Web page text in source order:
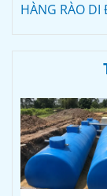
HÀNG RÀO DI